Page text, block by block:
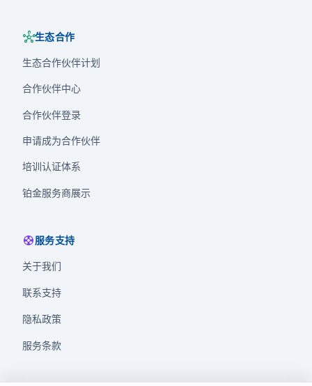
hub生态合作
生态合作伙伴计划
合作伙伴中心
合作伙伴登录
申请成为合作伙伴
培训认证体系
铂金服务商展示
support服务支持
关于我们
联系支持
隐私政策
服务条款